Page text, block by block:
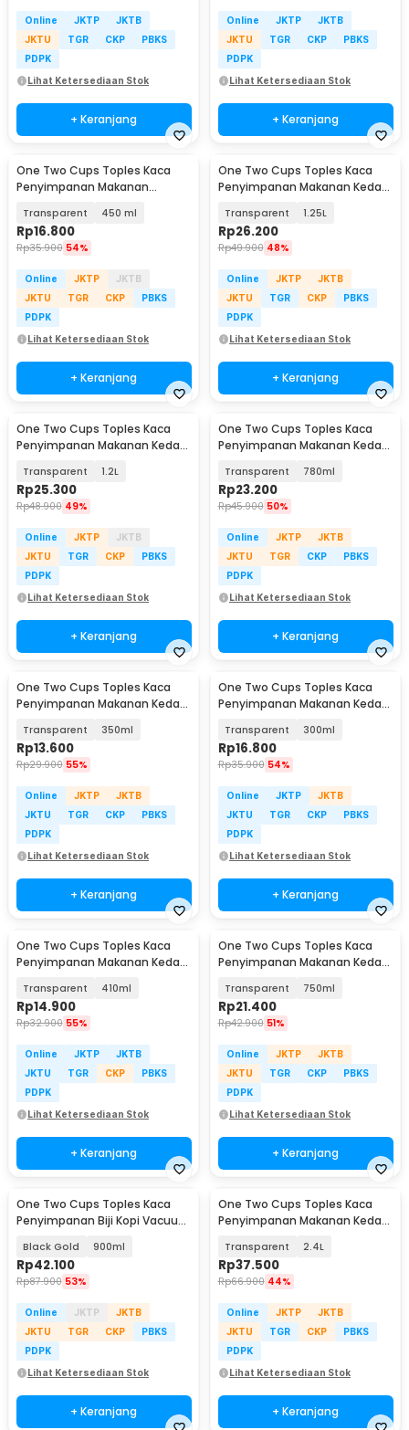
Online JKTP
JKTB
JKTU
TGR CKP
PBKS
PDPK
Lihat Ketersediaan Stok
+ Keranjang
Online JKTP
JKTB
JKTU
TGR CKP
PBKS
PDPK
Lihat Ketersediaan Stok
+ Keranjang
One Two Cups Toples Kaca
Penyimpanan Makanan
LD1
Transparent 450 ml
Rp16.800
Rp35.900 54%
Online JKTP
JKTB
JKTU
TGR CKP
PBKS
PDPK
Lihat Ketersediaan Stok
+ Keranjang
One Two Cups Toples Kaca
Penyimpanan Makanan Kedap
Transparent 1.25L
Rp26.200
Rp49.900 48%
Online JKTP
JKTB
JKTU
TGR CKP
PBKS
PDPK
Lihat Ketersediaan Stok
+ Keranjang
One Two Cups Toples Kaca
Penyimpanan Makanan Kedap
Transparent 1.2L
Rp25.300
Rp48.900 49%
Online JKTP
JKTB
JKTU
TGR CKP
PBKS
PDPK
Lihat Ketersediaan Stok
+ Keranjang
One Two Cups Toples Kaca
Penyimpanan Makanan Kedap
Transparent 780ml
Rp23.200
Rp45.900 50%
Online JKTP
JKTB
JKTU
TGR CKP
PBKS
PDPK
Lihat Ketersediaan Stok
+ Keranjang
One Two Cups Toples Kaca
Penyimpanan Makanan Kedap
Transparent 350ml
Rp13.600
Rp29.900 55%
Online JKTP
JKTB
JKTU
TGR CKP
PBKS
PDPK
Lihat Ketersediaan Stok
+ Keranjang
One Two Cups Toples Kaca
Penyimpanan Makanan Kedap
Transparent 300ml
Rp16.800
Rp35.900 54%
Online JKTP
JKTB
JKTU
TGR CKP
PBKS
PDPK
Lihat Ketersediaan Stok
+ Keranjang
One Two Cups Toples Kaca
Penyimpanan Makanan Kedap
Transparent 410ml
Rp14.900
Rp32.900 55%
Online JKTP
JKTB
JKTU
TGR CKP
PBKS
PDPK
Lihat Ketersediaan Stok
+ Keranjang
One Two Cups Toples Kaca
Penyimpanan Makanan Kedap
Transparent 750ml
Rp21.400
Rp42.900 51%
Online JKTP
JKTB
JKTU
TGR CKP
PBKS
PDPK
Lihat Ketersediaan Stok
+ Keranjang
One Two Cups Toples Kaca
Penyimpanan Biji Kopi Vacuum
Black Gold 900ml
Rp42.100
Rp87.900 53%
Online JKTP
JKTB
JKTU
TGR CKP
PBKS
PDPK
Lihat Ketersediaan Stok
+ Keranjang
One Two Cups Toples Kaca
Penyimpanan Makanan Kedap
Transparent 2.4L
Rp37.500
Rp66.900 44%
Online JKTP
JKTB
JKTU
TGR CKP
PBKS
PDPK
Lihat Ketersediaan Stok
+ Keranjang